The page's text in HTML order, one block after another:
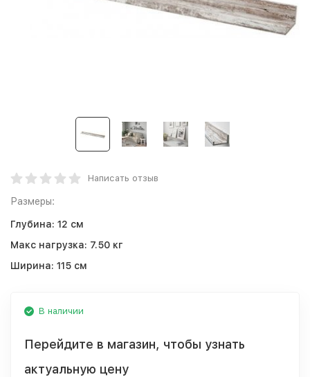
Написать отзыв
Размеры:
Глубина: 12 см
Макс нагрузка: 7.50 кг
Ширина: 115 см
В наличии
Перейдите в магазин, чтобы узнать
актуальную цену